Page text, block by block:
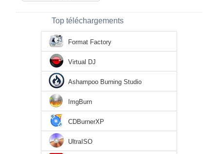
Top téléchargements
Format Factory
Virtual DJ
Ashampoo Burning Studio
ImgBurn
CDBurnerXP
UltraISO